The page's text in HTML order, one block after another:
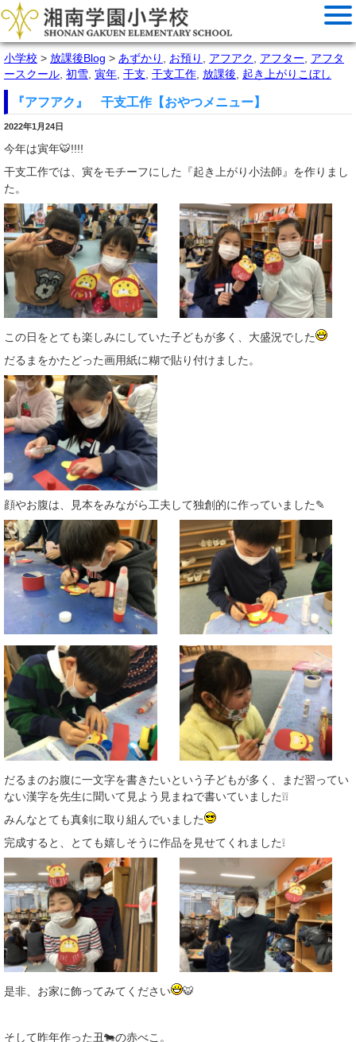
小学校 > 放課後Blog > あずかり お預り アフアク アフター
アフタ
ースクール 初雪 寅年 干支 干支工作 放課後 起き上がりこぼし
『アフアク』 干支工作【おやつメニュー】
2022年1月24日
今年は寅年🐯!!!!
干支工作では、寅をモチーフにした『起き上がり小法師』を作りまし
た。
この日をとても楽しみにしていた子どもが多く、大盛況でした
だるまをかたどった画用紙に糊で貼り付けました。
顔やお腹は、見本をみながら工夫して独創的に作っていました✎
だるまのお腹に一文字を書きたいという子どもが多く、まだ習ってい
ない漢字を先生に聞いて見よう見まねで書いていました❕❕
みんなとても真剣に取り組んでいました
完成すると、とても嬉しそうに作品を見せてくれました❕
是非、お家に飾ってみてください 🐯
そして昨年作った丑🐄の赤べこ。